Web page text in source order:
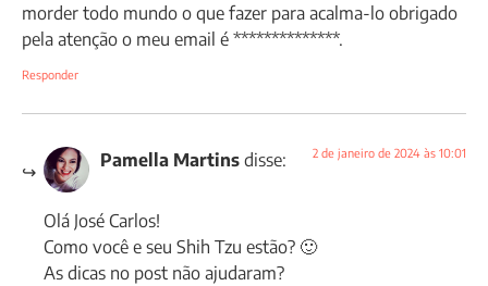
morder todo mundo o que fazer para acalma-lo obrigado
pela atenção o meu email é **************.
Responder
Pamella Martinsdisse: 2 de janeiro de 2024 às 10:01
Olá José Carlos!
Como você e seu Shih Tzu estão? 🙂
As dicas no post não ajudaram?